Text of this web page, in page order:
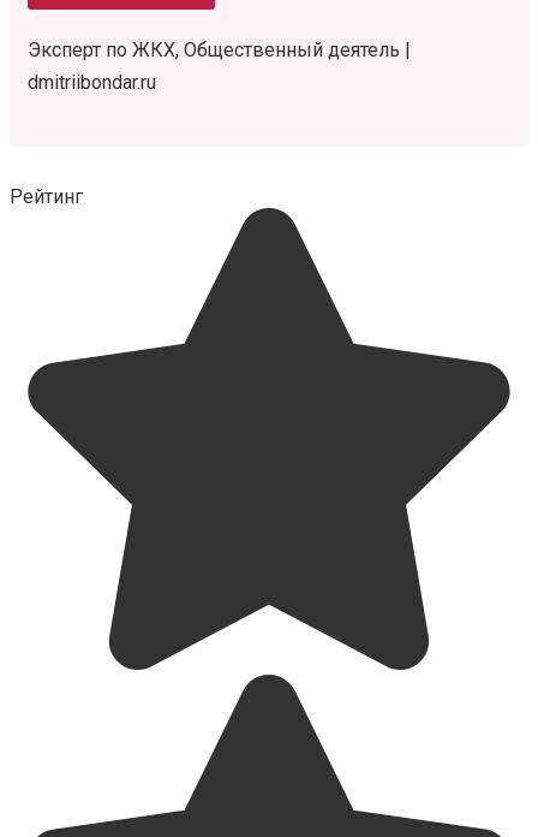
Эксперт по ЖКХ, Общественный деятель |
dmitriibondar.ru
Рейтинг